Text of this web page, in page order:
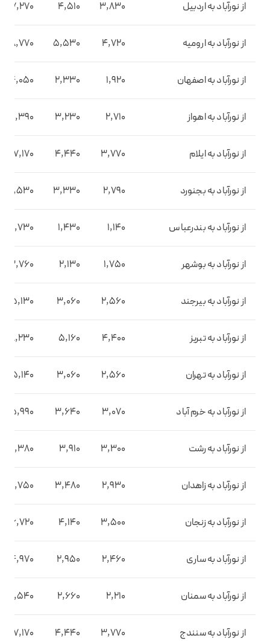
از نورآباد به اردبیل 3,830
4,510
7,270
از نورآباد به ارومیه 4,720
5,530
8,770
از نورآباد به اصفهان 1,920
2,330
4,050
از نورآباد به اهواز 2,710
3,230
5,390
از نورآباد به ایلام 3,770
4,440
7,170
از نورآباد به بجنورد 2,790
3,330
5,530
از نورآباد به بندرعباس 1,140
1,430
2,730
از نورآباد به بوشهر 1,750
2,130
3,760
از نورآباد به بیرجند 2,560
3,060
5,130
از نورآباد به تبریز 4,400
5,160
8,230
از نورآباد به تهران 2,560
3,060
5,140
از نورآباد به خرم آباد 3,070
3,640
5,990
از نورآباد به رشت 3,300
3,910
6,380
از نورآباد به زاهدان 2,930
3,480
5,750
از نورآباد به زنجان 3,500
4,140
6,720
از نورآباد به ساری 2,460
2,950
4,970
از نورآباد به سمنان 2,210
2,660
4,540
از نورآباد به سنندج 3,770
4,440
7,170